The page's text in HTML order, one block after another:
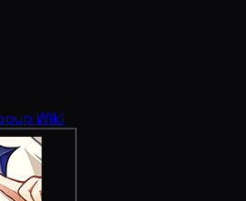
Wiki